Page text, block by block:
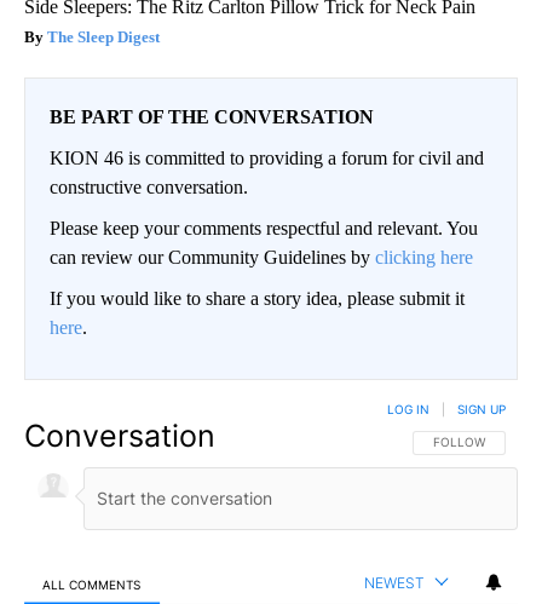
Side Sleepers: The Ritz Carlton Pillow Trick for Neck Pain
The Sleep Digest
BE PART OF THE CONVERSATION
KION 46 is committed to providing a forum for civil and
constructive conversation.
Please keep your comments respectful and relevant. You
can review our Community Guidelines by clicking here
If you would like to share a story idea, please submit it
here.
Conversation FOLLOW THIS
FOLLOW
LOG IN SIGN UP
ALL COMMENTS NEWEST